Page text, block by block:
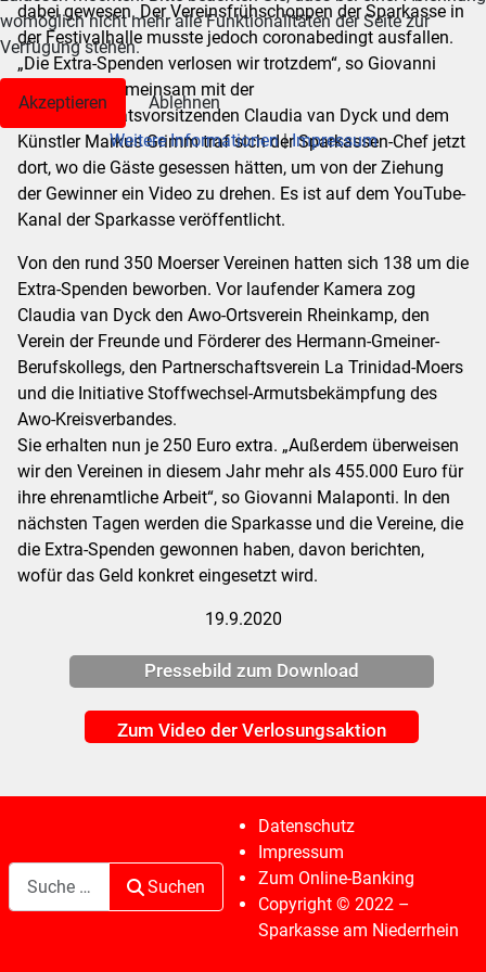
dabei gewesen. Der Vereinsfrühschoppen der Sparkasse in
der Festivalhalle musste jedoch coronabedingt ausfallen.
„Die Extra-Spenden verlosen wir trotzdem“, so Giovanni
Malaponti. Gemeinsam mit der
Verwaltungsratsvorsitzenden Claudia van Dyck und dem
Künstler Markus Grimm traf sich der Sparkassen-Chef jetzt
dort, wo die Gäste gesessen hätten, um von der Ziehung
der Gewinner ein Video zu drehen. Es ist auf dem YouTube-
Kanal der Sparkasse veröffentlicht.
Von den rund 350 Moerser Vereinen hatten sich 138 um die
Extra-Spenden beworben. Vor laufender Kamera zog
Claudia van Dyck den Awo-Ortsverein Rheinkamp, den
Verein der Freunde und Förderer des Hermann-Gmeiner-
Berufskollegs, den Partnerschaftsverein La Trinidad-Moers
und die Initiative Stoffwechsel-Armutsbekämpfung des
Awo-Kreisverbandes.
Sie erhalten nun je 250 Euro extra. „Außerdem überweisen
wir den Vereinen in diesem Jahr mehr als 455.000 Euro für
ihre ehrenamtliche Arbeit“, so Giovanni Malaponti. In den
nächsten Tagen werden die Sparkasse und die Vereine, die
die Extra-Spenden gewonnen haben, davon berichten,
wofür das Geld konkret eingesetzt wird.
19.9.2020
Pressebild zum Download
Zum Video der Verlosungsaktion
Suchen
Datenschutz
Impressum
Zum Online-Banking
Copyright © 2022 –
Sparkasse am Niederrhein
womöglich nicht mehr alle Funktionalitäten der Seite zur
Verfügung stehen.
Akzeptieren
Ablehnen
Weitere Informationen|Impressum